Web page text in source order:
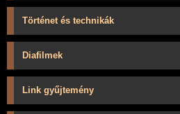
Történet és technikák
Diafilmek
Link gyűjtemény